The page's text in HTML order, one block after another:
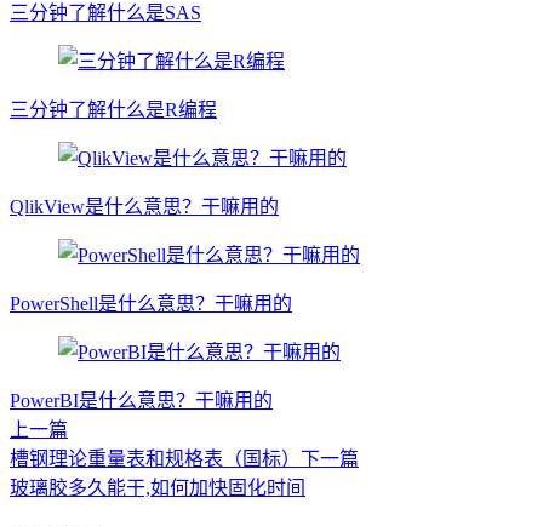
三分钟了解什么是SAS
三分钟了解什么是R编程
QlikView是什么意思？干嘛用的
PowerShell是什么意思？干嘛用的
PowerBI是什么意思？干嘛用的
上一篇
槽钢理论重量表和规格表（国标） 下一篇
玻璃胶多久能干,如何加快固化时间